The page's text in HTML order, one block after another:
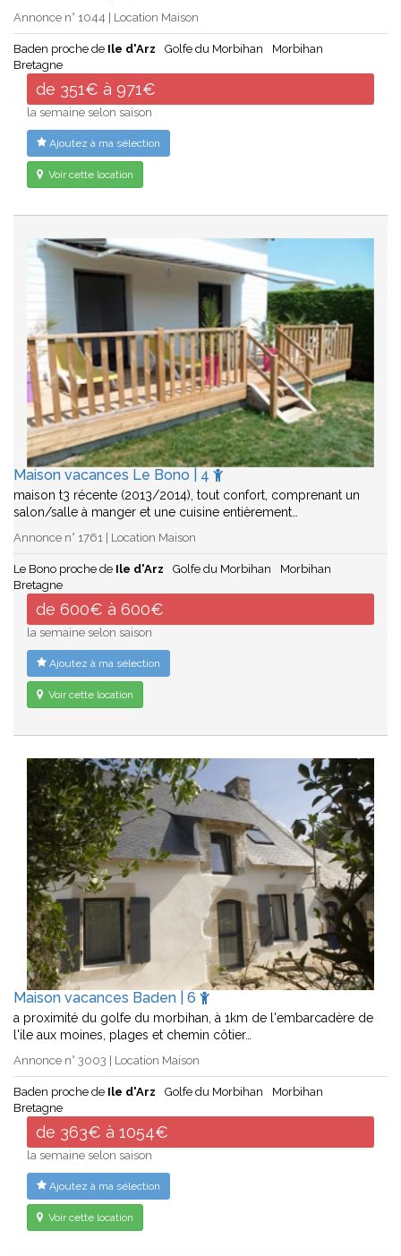
Annonce n° 1044 | Location Maison
Baden proche de Ile d'Arz Golfe du Morbihan
Morbihan
Bretagne
de 351€ à 971€
la semaine selon saison
Ajoutez à ma sélection
Voir cette location
Maison vacances Le Bono | 4
maison t3 récente (2013/2014), tout confort, comprenant un
salon/salle à manger et une cuisine entièrement…
Annonce n° 1761 | Location Maison
Le Bono proche de Ile d'Arz Golfe du Morbihan
Morbihan
Bretagne
de 600€ à 600€
la semaine selon saison
Ajoutez à ma sélection
Voir cette location
Maison vacances Baden | 6
a proximité du golfe du morbihan, à 1km de l'embarcadère de
l'ile aux moines, plages et chemin côtier…
Annonce n° 3003 | Location Maison
Baden proche de Ile d'Arz Golfe du Morbihan
Morbihan
Bretagne
de 363€ à 1054€
la semaine selon saison
Ajoutez à ma sélection
Voir cette location